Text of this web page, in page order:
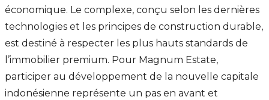
économique. Le complexe, conçu selon les dernières
technologies et les principes de construction durable,
est destiné à respecter les plus hauts standards de
l’immobilier premium. Pour Magnum Estate,
participer au développement de la nouvelle capitale
indonésienne représente un pas en avant et